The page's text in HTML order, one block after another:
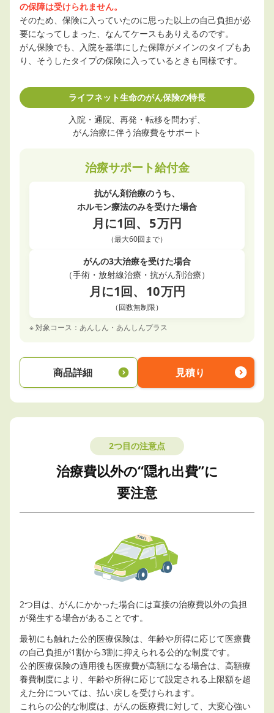
の保障は受けられません。
そのため、保険に入っていたのに思った以上の自己負担が必
要になってしまった、なんてケースもありえるのです。
がん保険でも、入院を基準にした保障がメインのタイプもあ
り、そうしたタイプの保険に入っているときも同様です。
ライフネット生命のがん保険の特長
入院・通院、再発・転移を問わず、
がん治療に伴う治療費をサポート
治療サポート給付金
抗がん剤治療のうち、
ホルモン療法のみを受けた場合
月に1回、 5万円
（最大60回まで）
がんの3大治療を受けた場合
（手術・放射線治療・抗がん剤治療）
月に1回、 10万円
（回数無制限）
※ 対象コース：あんしん・あんしんプラス
商品詳細 見積り
2つ目の注意点
治療費以外の“隠れ出費”に
要注意
2つ目は、がんにかかった場合には直接の治療費以外の負担
が発生する場合があることです。
最初にも触れた公的医療保険は、年齢や所得に応じて医療費
の自己負担が1割から3割に抑えられる公的な制度です。
公的医療保険の適用後も医療費が高額になる場合は、高額療
養費制度により、年齢や所得に応じて設定される上限額を超
えた分については、払い戻しを受けられます。
これらの公的な制度は、がんの医療費に対して、大変心強い